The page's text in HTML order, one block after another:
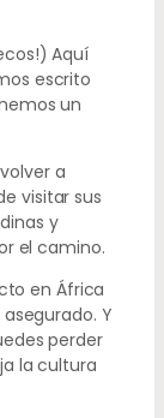
Aquí
escrito
un
a
visitar sus
y
el camino.
en África
Y
perder
la cultura